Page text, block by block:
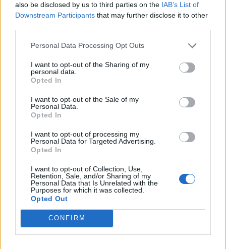
also be disclosed by us to third parties on the IAB’s List of
Downstream Participants that may further disclose it to other
Personal Data Processing Opt Outs
I want to opt-out of the Sharing of my
personal data.
Opted In
I want to opt-out of the Sale of my
Personal Data.
Opted In
I want to opt-out of processing my
Personal Data for Targeted Advertising.
Opted In
I want to opt-out of Collection, Use,
Retention, Sale, and/or Sharing of my
Personal Data that Is Unrelated with the
Purposes for which it was collected.
Opted Out
CONFIRM
meivee5
před 3 lety